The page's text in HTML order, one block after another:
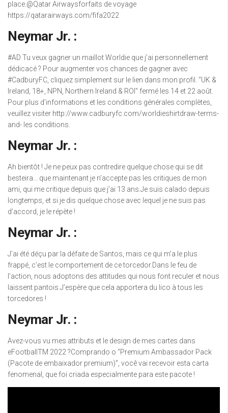
place.@Qatar Airwaysforfaits de voyage
https://qatarairways.com/fifa2022
Neymar Jr. :
#AD Tu veux gagner un maillot Worldie que j’ai personnellement
dédicacé ? Pour augmenter vos chances de gagner avec
#CadburyFC, cliquez simplement sur le lien dans mon profil. “UK &
Ireland, 18+, NPN, Northern Ireland & ROI” fermé les 14 et 22 août.
Pour plus d’informations et les conditions générales complètes,
veuillez visiter http://www.cadburyfc.com/worldieshirtdraw-terms-
and- les conditions.
Neymar Jr. :
Ah bientôt ! Je ne peux pas contredire quelque chose qui se dit
besteira… que maintenant je n’accepte pas les critiques de mon
ami, qui me critique depuis que j’ai 13 ans.Je suis calado depuis
longtemps, et si je dis quelque chose avec lequel je ne suis pas
d’accord, je le répète !
Neymar Jr. :
J’ai été déçu par la défaite de Santos, mais ce qui m’a le plus
frappé, c’est le comportement de ce torcedor.Dans le feu de
l’action, nous adoptons des attitudes qui nous font reculer et nous
laissent pantois.J’espère que cela apportera du lico à tous les
torcedores !
Neymar Jr. :
Avez-vous vu mes attributs et le design de mes cartes dans
eFootballTM 2022 ?Comprando o “Premium Ambassador Pack
(Pacote de embaixador premium)”, você vai recevoir esta carta
fenomenal, que foi criada especialmente para este pacote !